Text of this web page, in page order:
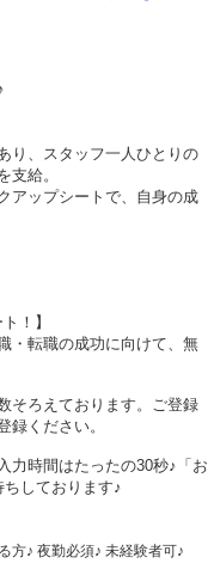
り、スタッフ一人ひとりの
支給。
アップシートで、自身の成
！】
・転職の成功に向けて、無
そろえております。ご登録
録ください。
力時間はたったの30秒♪「お
しております♪
方♪ 夜勤必須♪ 未経験者可♪